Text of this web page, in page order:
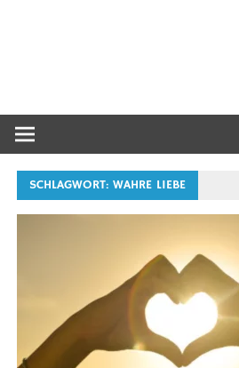
SCHLAGWORT:WAHRE LIEBE